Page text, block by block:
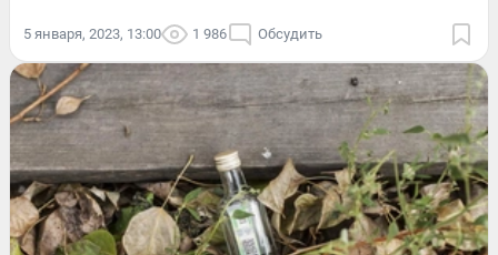
5 января, 2023, 13:00 1 986 Обсудить